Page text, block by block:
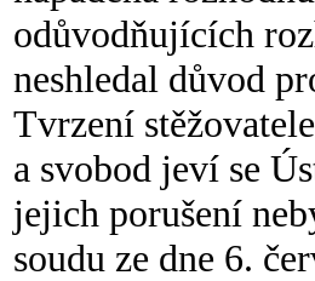
odůvodňujících
neshledal důvod
Tvrzení
a svobod jeví se
jejich porušení
soudu ze dne 6.